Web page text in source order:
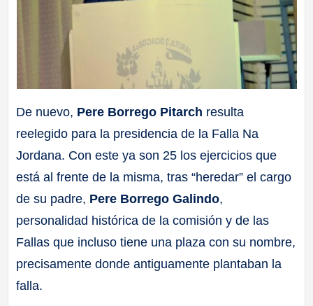
De nuevo, Pere Borrego Pitarch resulta
reelegido para la presidencia de la Falla Na
Jordana. Con este ya son 25 los ejercicios que
está al frente de la misma, tras “heredar” el cargo
de su padre, Pere Borrego Galindo,
personalidad histórica de la comisión y de las
Fallas que incluso tiene una plaza con su nombre,
precisamente donde antiguamente plantaban la
falla.